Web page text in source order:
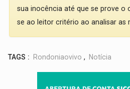
sua inocência até que se prove o
se ao leitor critério ao analisar as
TAGS : Rondoniaovivo , Notícia